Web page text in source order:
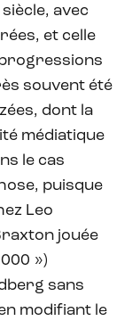
avec
et celle
souvent été
dont la
médiatique
le cas
puisque
Leo
jouée
»)
sans
modifiant le